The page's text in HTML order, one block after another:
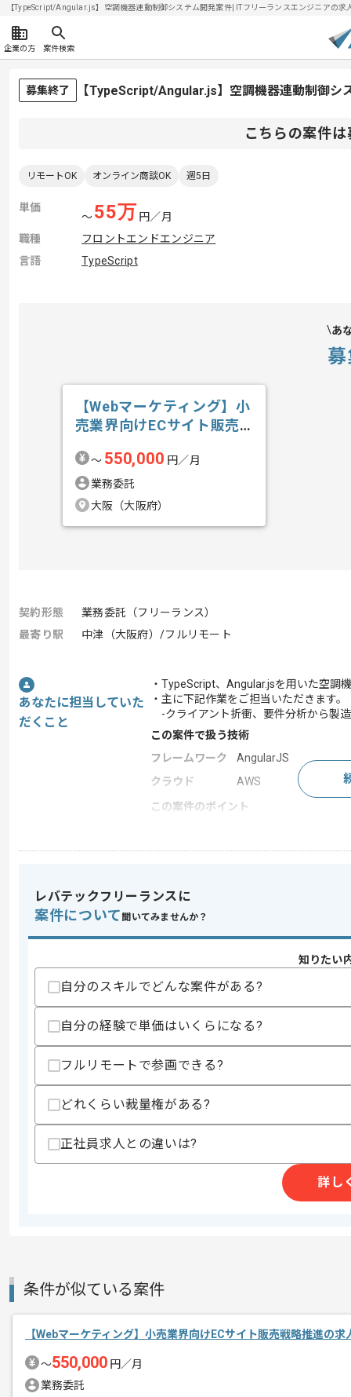
【TypeScript/Angular.js】空調機器連動制御システム開発案件| ITフリーランスエンジニアの
企業の方 案件検索
募集終了 【TypeScript/Angular.js】空調機器連動制御シ
こちらの案件
リモートOK オンライン商談OK 週5日
単価
〜55万 円／月
職種
フロントエンドエンジニア
言語
TypeScript
あ
【Webマーケティング】小
売業界向けECサイト販売
〜 550,000 円／月
業務委託
大阪（大阪府）
契約形態
業務委託（フリーランス）
最寄り駅
中津（大阪府）/フルリモート
あなたに担当していた
だくこと
・TypeScript、Angular.jsを用いた空調
・主に下記作業をご担当いただきます。
-クライアント折衝、要件分析から製
この案件で扱う技術
フレームワーク
AngularJS
クラウド
AWS
この案件のポイント
スキル
求めるスキル
・Typescript、Angular.jsを用いたシス
・AWS DynamoDBの知見
・Infrastructure as Codeの知見
・AWS Lambdaを用いた開発経験
スキルに不安がある方へ
精算・お支払い
精算条件
140時間〜180時間
その他募集要項
募集人数
エージェントからのコ
レバテックフリーランスに
案件について 聞いてみませんか？
知りたい
自分のスキルでどんな案件がある?
自分の経験で単価はいくらになる?
フルリモートで参画できる?
どれくらい裁量権がある?
正社員求人との違いは?
詳し
条件が似ている案件
【Webマーケティング】小売業界向けECサイト販売戦略推進の求
〜550,000 円／月
業務委託